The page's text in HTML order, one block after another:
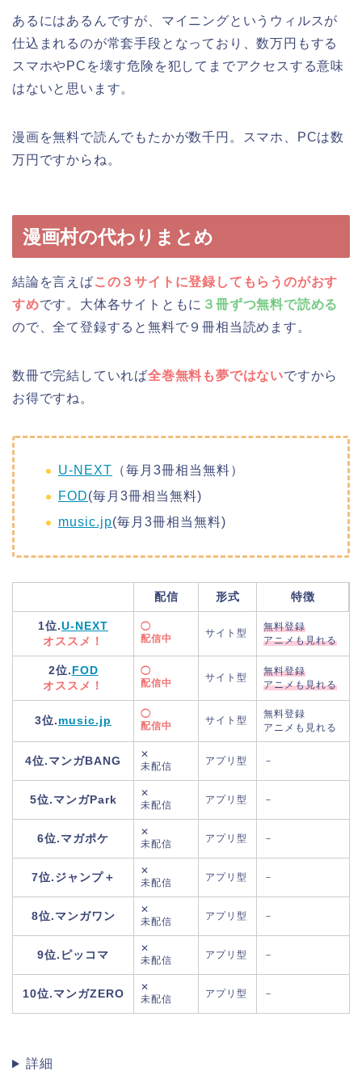
あるにはあるんですが、マイニングというウィルスが
仕込まれるのが常套手段となっており、数万円もする
スマホやPCを壊す危険を犯してまでアクセスする意味
はないと思います。
漫画を無料で読んでもたかが数千円。スマホ、PCは数
万円ですからね。
漫画村の代わりまとめ
結論を言えばこの３サイトに登録してもらうのがおす
すめです。大体各サイトともに ３冊ずつ無料で読める
ので、全て登録すると無料で９冊相当読めます。
数冊で完結していれば全巻無料も夢ではないですから
お得ですね。
U-NEXT （毎月3冊相当無料）
FOD(毎月3冊相当無料)
music.jp(毎月3冊相当無料)
配信 形式 特徴
1位.U-NEXT
オススメ！
◯
配信中
サイト型
無料登録
アニメも見れる
2位.FOD
オススメ！
◯
配信中
サイト型
無料登録
アニメも見れる
3位.music.jp
◯
配信中
サイト型
無料登録
アニメも見れる
4位.マンガBANG
✕
未配信
アプリ型 －
5位.マンガPark
✕
未配信
アプリ型 －
6位.マガポケ
✕
未配信
アプリ型 －
7位.ジャンプ＋
✕
未配信
アプリ型 －
8位.マンガワン
✕
未配信
アプリ型 －
9位.ピッコマ
✕
未配信
アプリ型 －
10位.マンガZERO
✕
未配信
アプリ型 －
詳細